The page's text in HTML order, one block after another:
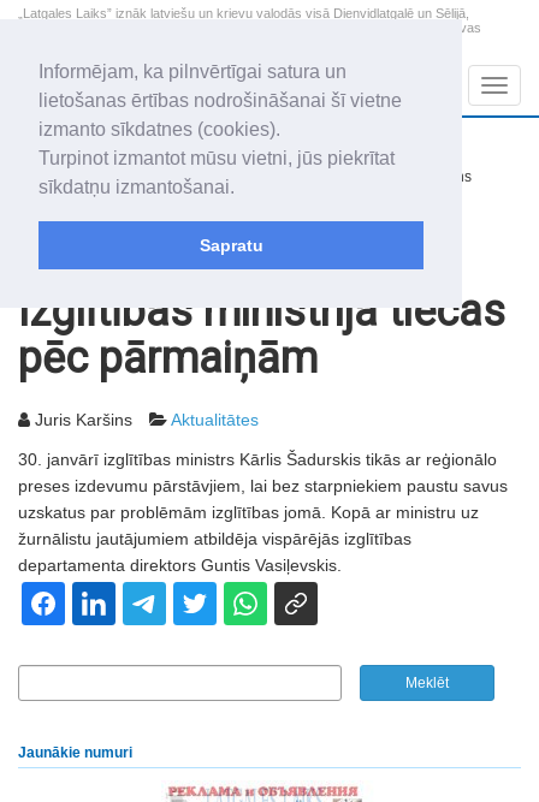
Informējam, ka pilnvērtīgai satura un
lietošanas ērtības nodrošināšanai šī vietne
izmanto sīkdatnes (cookies).
Turpinot izmantot mūsu vietni, jūs piekrītat
sīkdatņu izmantošanai.
Sapratu
„Latgales Laiks” iznāk latviešu un krievu valodās visā Dienvidlatgalē un Sēlijā,
„Latgales Laiks” latviešu valodā aptver Daugavpils valstspilsētu, Augšdaugavas
2026. gada 7. augusts
Piektdiena
Alfrēds, Fredis, Madars
+16.5
nedaudz mākoņains
Izglītības ministrija tiecas
pēc pārmaiņām
Juris Karšins Aktualitātes
30. janvārī izglītības ministrs Kārlis Šadurskis tikās ar reģionālo
preses izdevumu pārstāvjiem, lai bez starpniekiem paustu savus
uzskatus par problēmām izglītības jomā. Kopā ar ministru uz
žurnālistu jautājumiem atbildēja vispārējās izglītības
departamenta direktors Guntis Vasiļevskis.
Jaunākie numuri